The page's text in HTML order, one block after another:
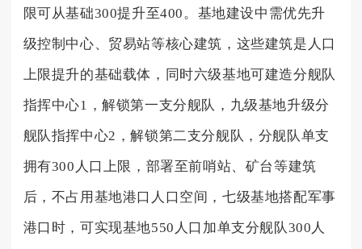
限可从基础300提升至400。基地建设中需优先升
级控制中心、贸易站等核心建筑，这些建筑是人口
上限提升的基础载体，同时六级基地可建造分舰队
指挥中心1，解锁第一支分舰队，九级基地升级分
舰队指挥中心2，解锁第二支分舰队，分舰队单支
拥有300人口上限，部署至前哨站、矿台等建筑
后，不占用基地港口人口空间，七级基地搭配军事
港口时，可实现基地550人口加单支分舰队300人